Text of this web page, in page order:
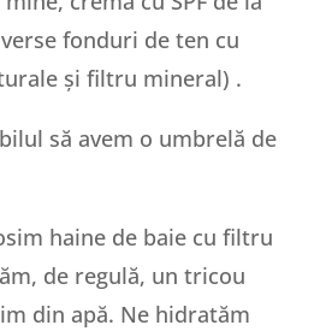
fonduri de ten cu
și filtru mineral) .
să avem o umbrelă de
haine de baie cu filtru
de regulă, un tricou
din apă. Ne hidratăm